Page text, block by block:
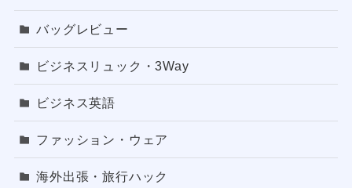
バッグレビュー
ビジネスリュック・3Way
ビジネス英語
ファッション・ウェア
海外出張・旅行ハック